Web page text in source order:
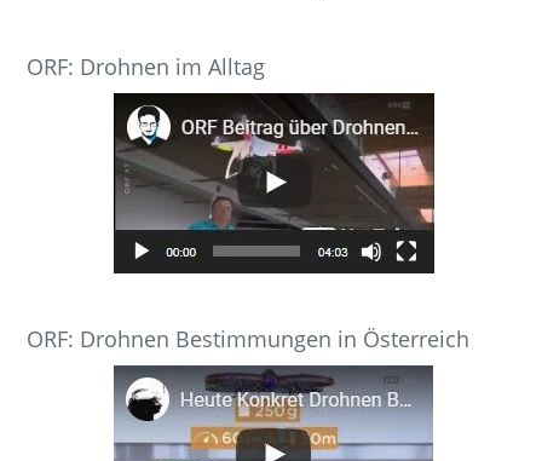
ORF: Drohnen im Alltag
ORF: Drohnen Bestimmungen in Österreich